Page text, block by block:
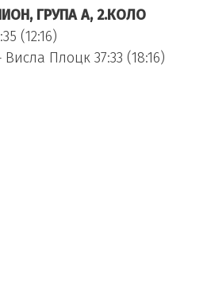
ГРУПА А, 2.КОЛО
(12:16)
Плоцк 37:33 (18:16)